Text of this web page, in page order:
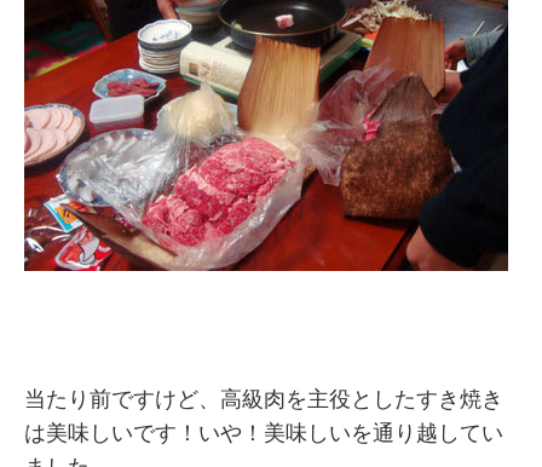
当たり前ですけど、高級肉を主役としたすき焼き
は美味しいです！いや！美味しいを通り越してい